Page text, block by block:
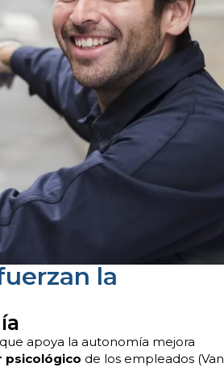
la
apoya la autonomía mejora
psicológico de los empleados (Van